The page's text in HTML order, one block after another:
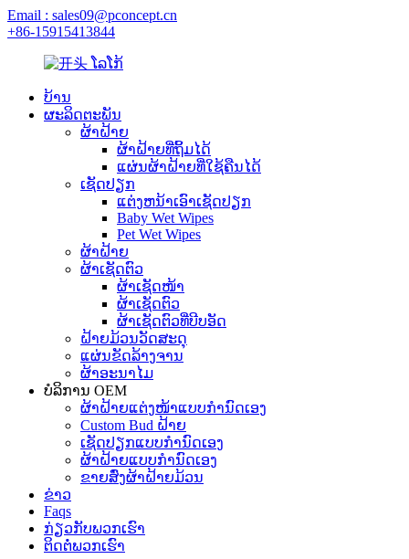
Email : sales09@pconcept.cn
+86-15915413844
ບ້ານ
ຜະລິດຕະພັນ
ຜ້າຝ້າຍ
ຜ້າຝ້າຍທີ່ຖິ້ມໄດ້
ແຜ່ນຜ້າຝ້າຍທີ່ໃຊ້ຄືນໄດ້
ເຊັດປຽກ
ແຕ່ງຫນ້າເອົາເຊັດປຽກ
Baby Wet Wipes
Pet Wet Wipes
ຜ້າຝ້າຍ
ຜ້າເຊັດຕົວ
ຜ້າເຊັດໜ້າ
ຜ້າເຊັດຕົວ
ຜ້າເຊັດຕົວທີ່ບີບອັດ
ຝ້າຍມ້ວນວັດສະດຸ
ແຜ່ນຂັດລ້າງຈານ
ຜ້າອະນາໄມ
ບໍລິການ OEM
ຜ້າຝ້າຍແຕ່ງໜ້າແບບກຳນົດເອງ
Custom Bud ຝ້າຍ
ເຊັດປຽກແບບກຳນົດເອງ
ຜ້າຝ້າຍແບບກຳນົດເອງ
ຂາຍສົ່ງຜ້າຝ້າຍມ້ວນ
ຂ່າວ
Faqs
ກ່ຽວກັບພວກເຮົາ
ຕິດຕໍ່ພວກເຮົາ